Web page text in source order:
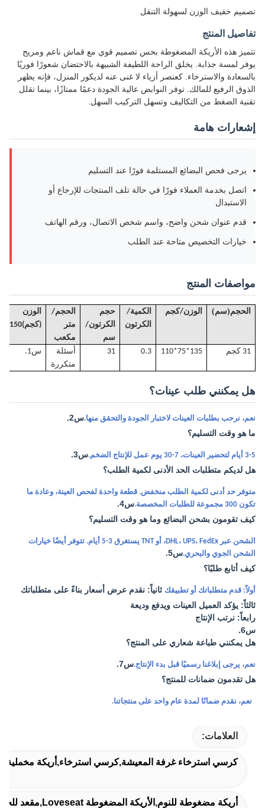
تصميم خفيف الوزن لسهولة التنقل
تفاصيل المنتج
تتميز هذه الأريكة المضغوطة بحس تصميم قوي مع قماش ناعم ومريح
يوفر لمسة جذابة. يخلق الراحة اللطيفة الشبيهة بالاحتضان شعورًا فوريًا
بالسعادة والاسترخاء. كعنصر أزياء لا غنى عنه لديكور المنزل، فإنه يظهر
الذوق الرفيع للمالك. توفر النوابض عالية الجودة دعمًا ممتازًا، بينما تقلل
تقنية الضغط من التكاليف وتسهل التركيب السهل.
إشعارات هامة
يرجى فحص البضائع المستلمة فورًا عند التسليم
اتصل بخدمة العملاء فورًا في حالة تلف المنتجات للإرجاع أو
الاستبدال
قدم عنوان شحن واضح، واسم شخص الاتصال، ورقم الهاتف
خيارات التخصيص متاحة عند الطلب
مواصفات المنتج
الحجم(سم) الوزن/كجم
الكمية/
الكرتون
حجم
الكرتون/
سم
الحجم/
متر
مكعب
الوزن
(كجم)150*100*70
31 كجم 135*75*110
0.3
31
أسئلة
متكررة
س1.
هل يمكنني طلب عينات؟
نعم، نرحب بطلبات العينات لاختبار الجودة والتحقق منها.س2.
ما هو وقت التسليم؟
3-5 أيام لتحضير العينات، 7-30 يوم عمل للإنتاج الضخم.
س3.
هل لديكم متطلبات الحد الأدنى لكمية الطلب؟
متوفر حد أدنى لكمية الطلب منخفض. قطعة واحدة لفحص العينة، وعادة ما
تكون 300 مجموعة للطلبات المخصصة.
س4.
كيف تقومون بشحن البضائع وما هو وقت التسليم؟
الشحن عبر DHL، UPS، FedEx، أو TNT يستغرق 3-5 أيام. تتوفر أيضًا خيارات
الشحن الجوي والبحري.س5.
كيف أتابع طلبًا؟
أولاً: قدم متطلباتك أو تطبيقك ثانياً: نقدم عرض أسعار بناءً على متطلباتك
ثالثاً: يؤكد العميل العينات ويدفع وديعة
رابعاً: نرتب الإنتاج
س6.
هل يمكنني طباعة شعاري على المنتج؟
نعم، يرجى إبلاغنا رسميًا قبل بدء الإنتاج.س7.
هل تقدمون ضمانات للمنتج؟
نعم، نقدم ضمانًا لمدة عام واحد على منتجاتنا.
العلامات:
كرسي استرخاء غرفة المعيشة,كرسي استرخاء,أريكة مخملية
أريكة مضغوطة للنوم,الأريكة المضغوطة Loveseat,مقعد للحب المضغوط من الألياف الميكروبيرية